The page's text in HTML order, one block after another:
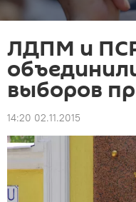
ЛДПМ и
выборов
14:20 02.11.2015